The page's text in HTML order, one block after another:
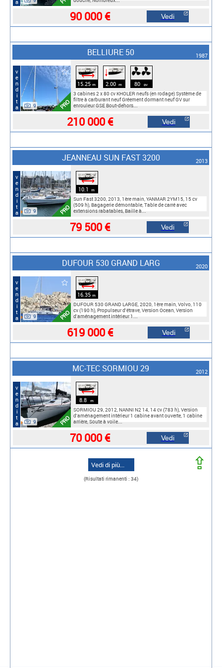
90 000 € Vedi
vendita PRO
9
BELLIURE 50 1987
⟷
15.25 m
🠓
2.00 m 80 cv
3 cabines 2 x 80 cv KHOLER neufs (en rodage) Système de
filtre à carburant neuf Gréement dormant neuf GV sur
enrouleur GSE Bout-dehors...
210 000 € Vedi
vendita PRO
9
JEANNEAU SUN FAST 3200 2013
⟷
10.1 m
Sun Fast 3200, 2013, 1ère main, YANMAR 2YM15, 15 cv
(509 h), Bagagerie démontable, Table de carré avec
extensions rabatables, Baille à...
79 500 € Vedi
vendita PRO
9
DUFOUR 530 GRAND LARG 2020
⟷
16.35 m
DUFOUR 530 GRAND LARGE, 2020, 1ère main, Volvo, 110
cv (190 h), Propulseur d'étrave, Version Ocean, Version
d'aménagement intérieur 1...
619 000 € Vedi
vendita PRO
9
MC-TEC SORMIOU 29 2012
⟷
8.8 m
SORMIOU 29, 2012, NANNI N2 14, 14 cv (783 h), Version
d'aménagement intérieur 1 cabine avant ouverte, 1 cabine
arrière, Soute à voile...
70 000 € Vedi
⇪
Vedi di più...
(Risultati rimanenti : 34)